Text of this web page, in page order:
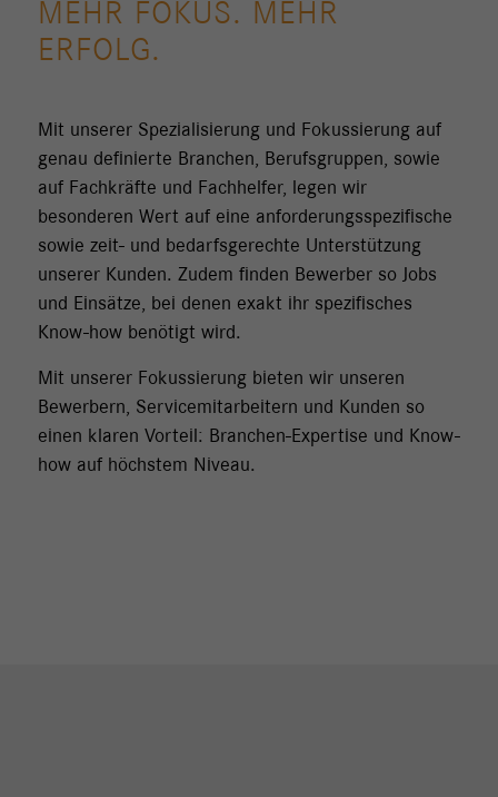
MEHR FOKUS. MEHR
ERFOLG.
Mit unserer Spezialisierung und Fokussierung auf
genau definierte Branchen, Berufsgruppen, sowie
auf Fachkräfte und Fachhelfer, legen wir
besonderen Wert auf eine anforderungsspezifische
sowie zeit- und bedarfsgerechte Unterstützung
unserer Kunden. Zudem finden Bewerber so Jobs
und Einsätze, bei denen exakt ihr spezifisches
Know-how benötigt wird.
Mit unserer Fokussierung bieten wir unseren
Bewerbern, Servicemitarbeitern und Kunden so
einen klaren Vorteil: Branchen-Expertise und Know-
how auf höchstem Niveau.